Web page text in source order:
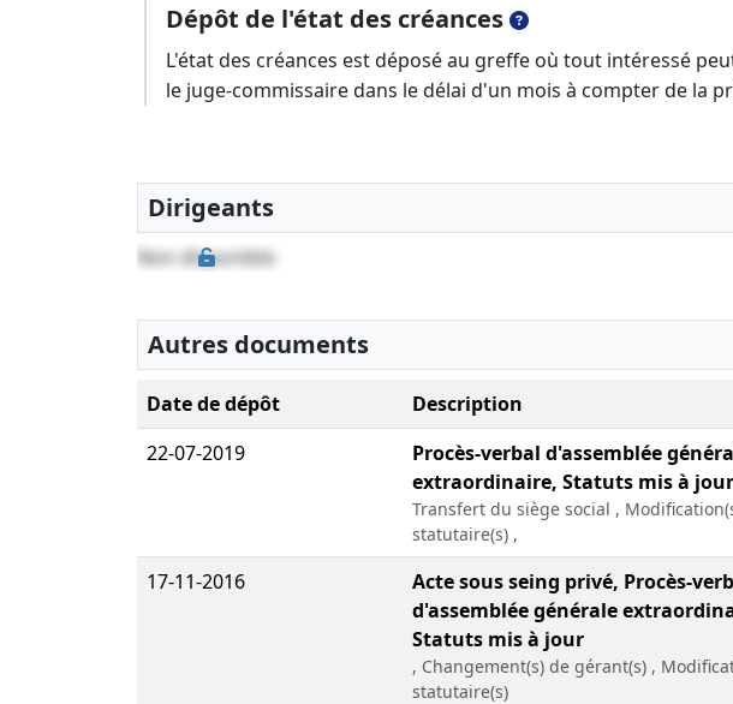
Dépôt de l'état des créances
L'état des créances est déposé au greffe où tout intéressé
le juge-commissaire dans le délai d'un mois à compter de la
Dirigeants
Non disponible
Autres documents
Date de dépôt Description
22-07-2019
Procès-verbal d'assemblée
extraordinaire, Statuts mis à jour
Transfert du siège social ,
statutaire(s) ,
17-11-2016
Acte sous seing privé, Procès-
d'assemblée générale
Statuts mis à jour
, Changement(s) de gérant(s) ,
statutaire(s)